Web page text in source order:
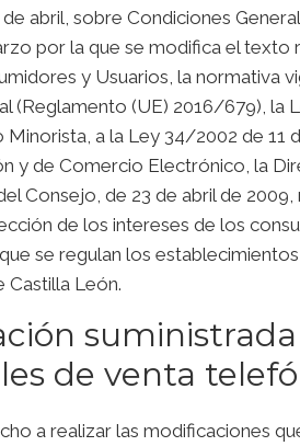
abril, sobre Condiciones
por la que se modifica el texto
y Usuarios, la normativa
(Reglamento (UE) 2016/679), la
a la Ley 34/2002 de 11
y de Comercio Electrónico, la
Consejo, de 23 de abril de 2009,
de los intereses de los
se regulan los
Castilla León.
de venta
a realizar las modificaciones